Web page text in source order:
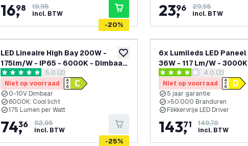
16,
98
19,95
incl. BTW
23,
96
29,95
incl. BTW
toevoegen aan verlanglijst
-20%
LED Lineaire High Bay 200W -
175lm/W - IP65 - 6000K - Dimbaar
- Lumileds Chips -
Magazijnverlichting - 5 jaar
garantie
reviews drawer openen
5 score sterren 5.0 (2)
Niet op voorraad
0-10V Dimbaar
6000K: Cool licht
175 Lumen per Watt
74,
36
92,95
incl. BTW
6x Lumileds LED
36W - 117 Lm/W - 3000K
- 5 Jaar Garantie
reviews
4 score sterren 4.0 (2)
Niet op voorraad
5 jaar garantie
>50.000 Branduren
Flikkervrije LED Driver
143,
71
149,70
incl. BTW
-25%